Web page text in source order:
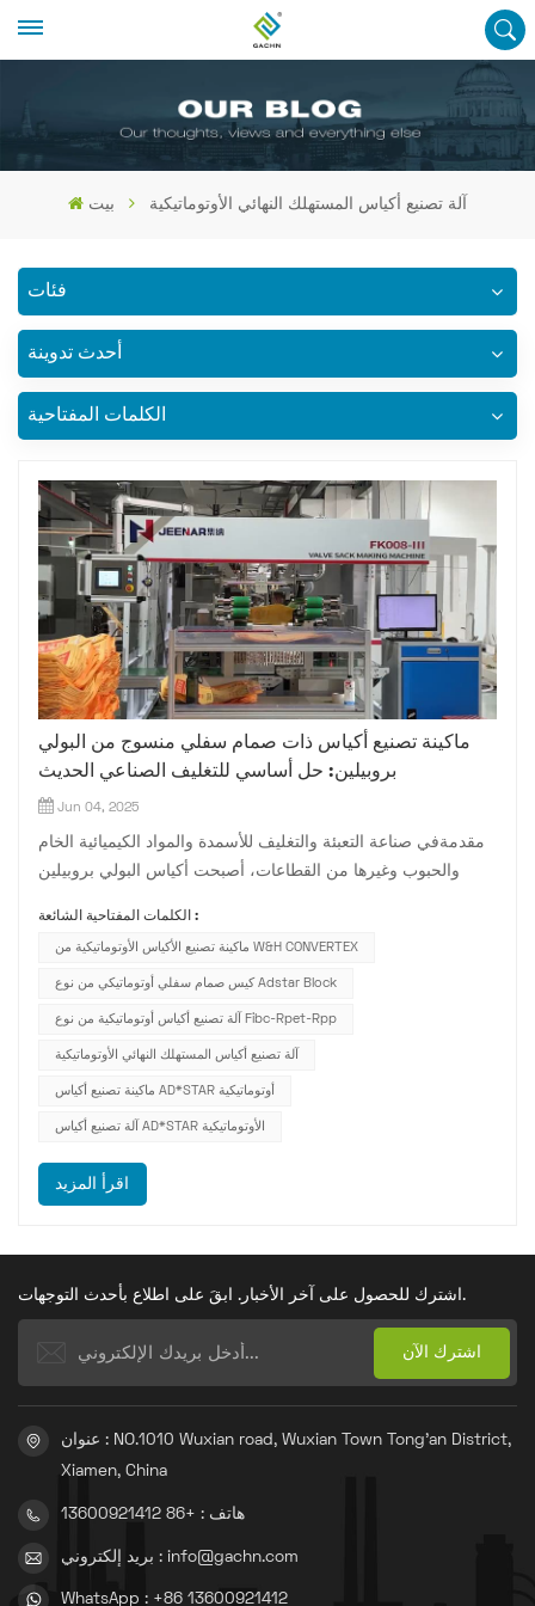
بيت آلة تصنيع أكياس المستهلك النهائي الأوتوماتيكية
فئات
أحدث تدوينة
الكلمات المفتاحية
ماكينة تصنيع أكياس ذات صمام سفلي منسوج من البولي
بروبيلين: حل أساسي للتغليف الصناعي الحديث
Jun 04, 2025
مقدمةفي صناعة التعبئة والتغليف للأسمدة والمواد الكيميائية الخام
والحبوب وغيرها من القطاعات، أصبحت أكياس البولي بروبيلين
الكلمات المفتاحية الشائعة :
ماكينة تصنيع الأكياس الأوتوماتيكية من W&H CONVERTEX
كيس صمام سفلي أوتوماتيكي من نوع Adstar Block
آلة تصنيع أكياس أوتوماتيكية من نوع Fibc-Rpet-Rpp
آلة تصنيع أكياس المستهلك النهائي الأوتوماتيكية
ماكينة تصنيع أكياس AD*STAR أوتوماتيكية
آلة تصنيع أكياس AD*STAR الأوتوماتيكية
اقرأ المزيد
اشترك للحصول على آخر الأخبار. ابقَ على اطلاع بأحدث التوجهات.
عنوان : NO.1010 Wuxian road, Wuxian Town Tong'an District,
Xiamen, China
هاتف : +86 13600921412
بريد إلكتروني : info@gachn.com
WhatsApp : +86 13600921412